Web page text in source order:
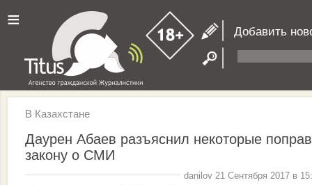
≡ Добавить
В Казахстане
Даурен Абаев разъяснил некоторые
закону о СМИ
danilov 21 Сентября 2017 в